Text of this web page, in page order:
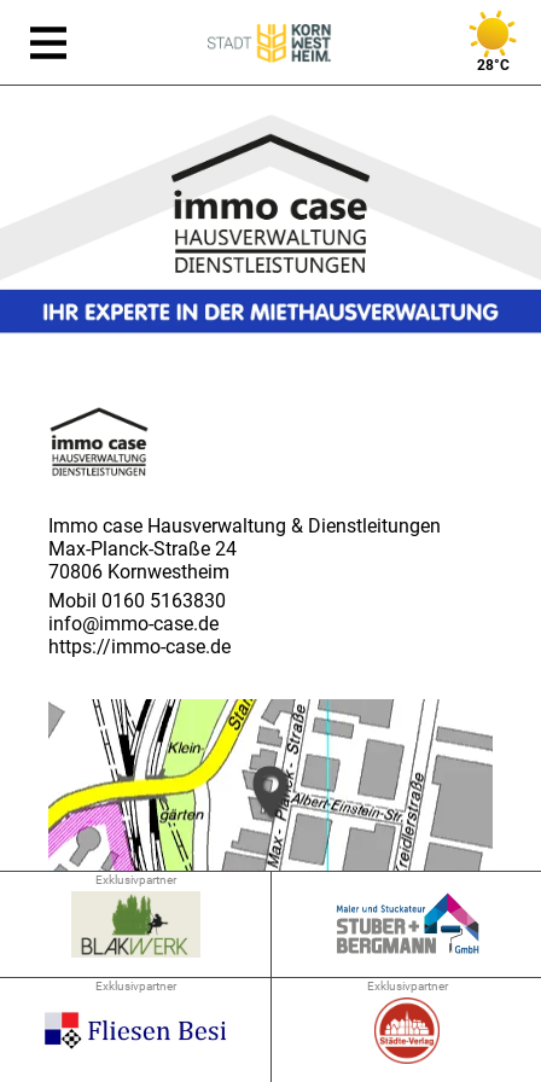
28°C
Immo case Hausverwaltung & Dienstleitungen
Max-Planck-Straße 24
70806 Kornwestheim
Mobil 0160 5163830
info@immo-case.de
https://immo-case.de
➜ 1.6 km
Exklusivpartner
Exklusivpartner Exklusivpartner